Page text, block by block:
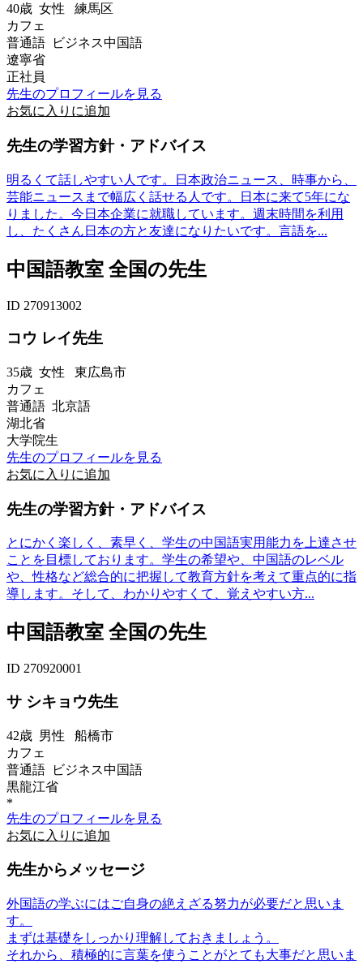
40歳 女性 練馬区
カフェ
普通語 ビジネス中国語
遼寧省
正社員
先生のプロフィールを見る
お気に入りに追加
先生の学習方針・アドバイス
明るくて話しやすい人です。日本政治ニュース、時事から、
芸能ニュースまで幅広く話せる人です。日本に来て5年にな
りました。今日本企業に就職しています。週末時間を利用
し、たくさん日本の方と友達になりたいです。言語を...
中国語教室 全国の先生
ID 270913002
コウ レイ先生
35歳 女性 東広島市
カフェ
普通語 北京語
湖北省
大学院生
先生のプロフィールを見る
お気に入りに追加
先生の学習方針・アドバイス
とにかく楽しく、素早く、学生の中国語実用能力を上達させ
ことを目標しております。学生の希望や、中国語のレベル
や、性格など総合的に把握して教育方針を考えて重点的に指
導します。そして、わかりやすくて、覚えやすい方...
中国語教室 全国の先生
ID 270920001
サ シキョウ先生
42歳 男性 船橋市
カフェ
普通語 ビジネス中国語
黒龍江省
*
先生のプロフィールを見る
お気に入りに追加
先生からメッセージ
外国語の学ぶにはご自身の絶えざる努力が必要だと思いま
す。
まずは基礎をしっかり理解しておきましょう。
それから、積極的に言葉を使うことがとても大事だと思いま